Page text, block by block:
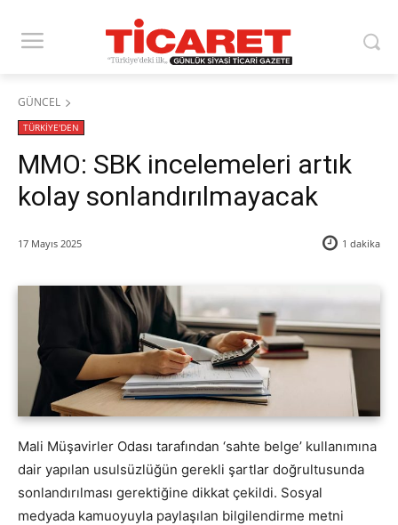
GÜNCEL
TÜRKİYE'DEN
MMO: SBK incelemeleri artık
kolay sonlandırılmayacak
17 Mayıs 2025 1 dakika
Mali Müşavirler Odası tarafından ‘sahte belge’ kullanımına
dair yapılan usulsüzlüğün gerekli şartlar doğrultusunda
sonlandırılması gerektiğine dikkat çekildi. Sosyal
medyada kamuoyuyla paylaşılan bilgilendirme metni